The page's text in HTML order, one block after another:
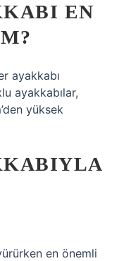
EN
ayakkabı
ayakkabılar,
yüksek
en önemli